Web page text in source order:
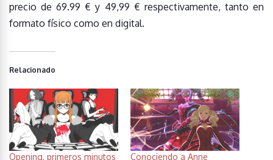
precio de 69.99 € y 49,99 € respectivamente, tanto en
formato físico como en digital.
Relacionado
Opening, primeros minutos
Conociendo a Anne